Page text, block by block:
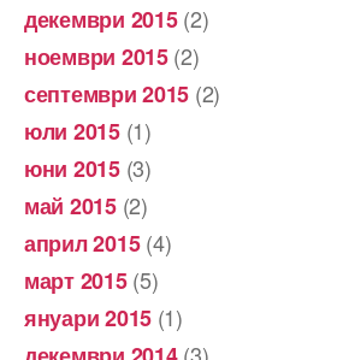
декември 2015(2)
ноември 2015(2)
септември 2015 (2)
юли 2015(1)
юни 2015(3)
май 2015(2)
април 2015(4)
март 2015(5)
януари 2015 (1)
(3)